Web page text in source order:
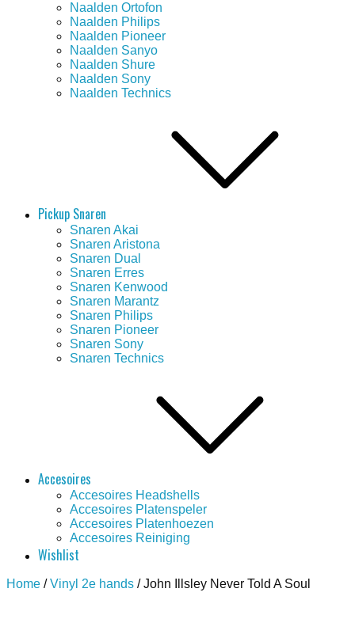
Naalden Ortofon
Naalden Philips
Naalden Pioneer
Naalden Sanyo
Naalden Shure
Naalden Sony
Naalden Technics
Pickup Snaren
Snaren Akai
Snaren Aristona
Snaren Dual
Snaren Erres
Snaren Kenwood
Snaren Marantz
Snaren Philips
Snaren Pioneer
Snaren Sony
Snaren Technics
Accesoires
Accesoires Headshells
Accesoires Platenspeler
Accesoires Platenhoezen
Accesoires Reiniging
Wishlist
Home /Vinyl 2e hands / John Illsley Never Told A Soul